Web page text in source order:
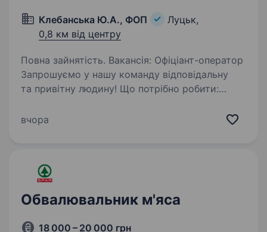
Клебанська Ю.А., ФОП
Луцьк,
0,8 км від центру
Повна зайнятість. Вакансія: Офіціант-оператор
Запрошуємо у нашу команду відповідальну
та привітну людину! Що потрібно робити:
консультувати щодо меню; оформляти
вчора
Обвалювальник м'яса
18 000 – 20 000 грн